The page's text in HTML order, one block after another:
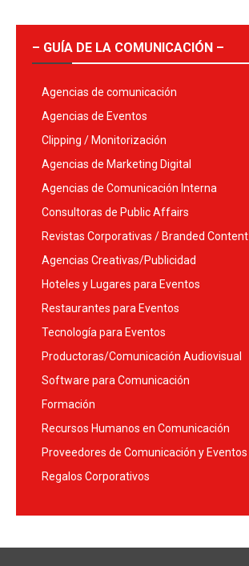
– GUÍA DE LA COMUNICACIÓN –
Agencias de comunicación
Agencias de Eventos
Clipping / Monitorización
Agencias de Marketing Digital
Agencias de Comunicación Interna
Consultoras de Public Affairs
Revistas Corporativas / Branded Content
Agencias Creativas/Publicidad
Hoteles y Lugares para Eventos
Restaurantes para Eventos
Tecnología para Eventos
Productoras/Comunicación Audiovisual
Software para Comunicación
Formación
Recursos Humanos en Comunicación
Proveedores de Comunicación y Eventos
Regalos Corporativos